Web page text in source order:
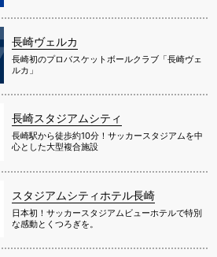
長崎ヴェルカ
長崎初のプロバスケットボールクラブ「長崎ヴェ
ルカ」
長崎スタジアムシティ
長崎駅から徒歩約10分！サッカースタジアムを中
心とした大型複合施設
スタジアムシティホテル長崎
日本初！サッカースタジアムビューホテルで特別
な感動とくつろぎを。